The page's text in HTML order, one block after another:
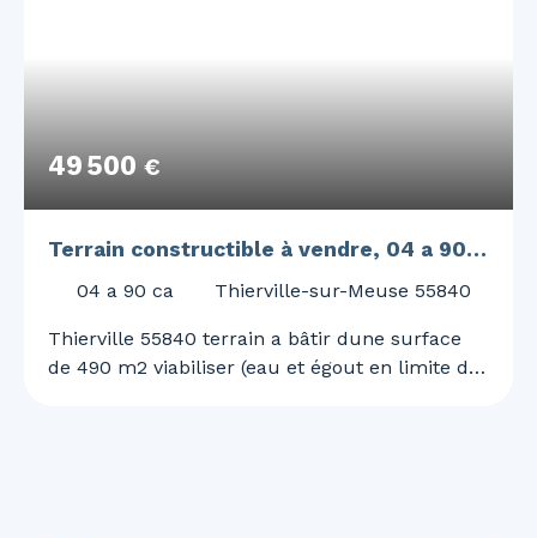
49 500 €
Terrain constructible à vendre, 04 a 90
ca - Thierville-sur-Meuse 55840
04 a 90 ca Thierville-sur-Meuse 55840
Thierville 55840 terrain a bâtir dune surface
de 490 m2 viabiliser (eau et égout en limite de